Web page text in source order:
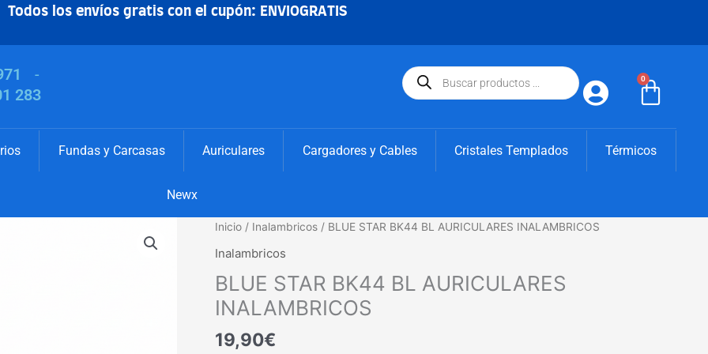
Todos los envíos gratis con el cupón: ENVIOGRATIS
-
283
Búsqueda
de
productos
0
Fundas y Carcasas Auriculares Cargadores y Cables Cristales Templados Térmicos
Newx
Inicio / Inalambricos / BLUE STAR BK44 BL AURICULARES INALAMBRICOS
Inalambricos
BLUE STAR BK44 BL AURICULARES
INALAMBRICOS
19,90€
BLUE
BL
AURICULARES
cantidad